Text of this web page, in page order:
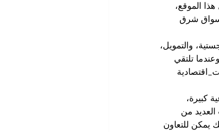
الموقع،
شرق
والتمويل،
تلتقي
كبيرة،
من
يمكن للتعاون